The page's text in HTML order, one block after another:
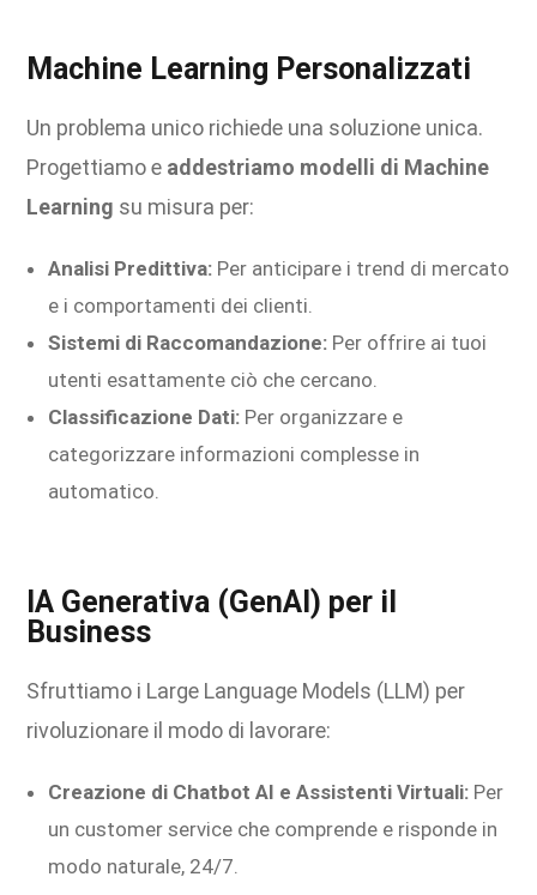
Machine Learning Personalizzati
Un problema unico richiede una soluzione unica.
Progettiamo e addestriamo modelli di Machine
Learning su misura per:
Analisi Predittiva: Per anticipare i trend di mercato
e i comportamenti dei clienti.
Sistemi di Raccomandazione: Per offrire ai tuoi
utenti esattamente ciò che cercano.
Classificazione Dati: Per organizzare e
categorizzare informazioni complesse in
automatico.
IA Generativa (GenAI) per il
Business
Sfruttiamo i Large Language Models (LLM) per
rivoluzionare il modo di lavorare:
Creazione di Chatbot AI e Assistenti Virtuali: Per
un customer service che comprende e risponde in
modo naturale, 24/7.